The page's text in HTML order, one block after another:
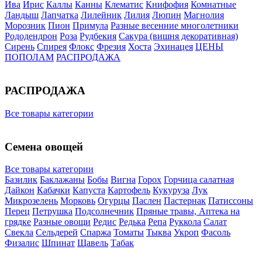
Ива Ирис Каллы Канны Клематис Книфофия Комнатные
Ландыш Лапчатка Лилейник Лилия Люпин Магнолия
Морозник Пион Примула Разные весенние многолетники
Рододендрон Роза Рудбекия Сакура (вишня декоративная)
Сирень Спирея Флокс Фрезия Хоста Эхинацея ЦЕНЫ
ПОПОЛАМ РАСПРОДАЖА
РАСПРОДАЖА
Все товары категории
Семена овощей
Все товары категории
Базилик Баклажаны Бобы Вигна Горох Горчица салатная
Дайкон Кабачки Капуста Картофель Кукуруза Лук
Микрозелень Морковь Огурцы Паслен Пастернак Патиссоны
Перец Петрушка Подсолнечник Пряные травы, Аптека на
грядке Разные овощи Редис Редька Репа Руккола Салат
Свекла Сельдерей Спаржа Томаты Тыква Укроп Фасоль
Физалис Шпинат Щавель Табак